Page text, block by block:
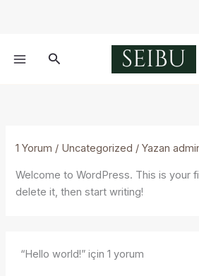
Arama
1 Yorum / Uncategorized / Yazan
Welcome to WordPress. This is your
delete it, then start writing!
“Hello world!” için 1 yorum